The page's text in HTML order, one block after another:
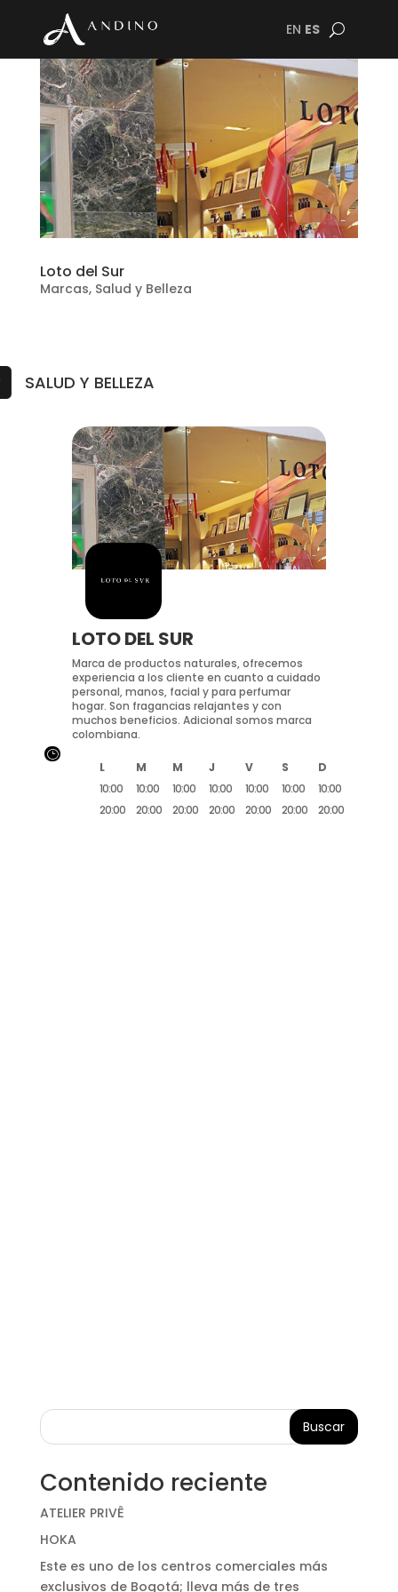
EN ES
Loto del Sur
Marcas, Salud y Belleza
SALUD Y BELLEZA
LOTO DEL SUR
Marca de productos naturales, ofrecemos
experiencia a los cliente en cuanto a cuidado
personal, manos, facial y para perfumar
hogar. Son fragancias relajantes y con
muchos beneficios. Adicional somos marca
colombiana.
L M M J V S
D
10:00
20:00
10:00
20:00
10:00
20:00
10:00
20:00
10:00
20:00
10:00
20:00
10:00
20:00
}
Buscar
Contenido reciente
ATELIER PRIVÊ
HOKA
Este es uno de los centros comerciales más
exclusivos de Bogotá; lleva más de tres